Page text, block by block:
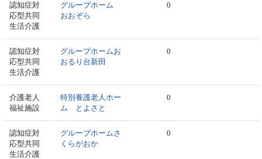
認知症対
応型共同
生活介護
グループホーム
おおぞら
0
認知症対
応型共同
生活介護
グループホームお
おるり台新田
0
介護老人
福祉施設
特別養護老人ホー
ム とよさと
0
認知症対
応型共同
生活介護
グループホームさ
くらがおか
0